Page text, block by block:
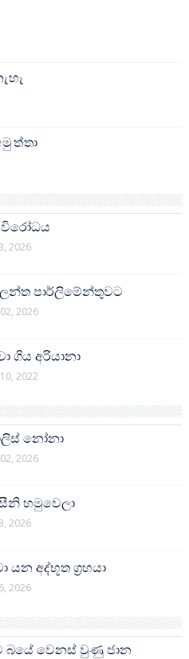
විරෝධය
2026
පාර්ලිමේන්තුවට
2026
ගිය අරියානා
2022
නෝනා
2026
හමුවෙලා
2026
යන අද්භූත ග්‍රහයා
2026
වෙනස් වුණු ජාන